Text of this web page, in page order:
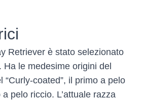
Retriever è stato selezionato
Ha le medesime origini del
“Curly-coated”, il primo a pelo
pelo riccio. L’attuale razza